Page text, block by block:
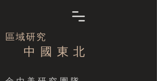
區域研究
中 國 東 北